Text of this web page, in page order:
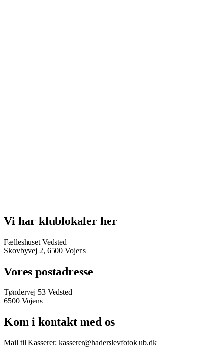
Vi har klublokaler her
Fælleshuset Vedsted
Skovbyvej 2, 6500 Vojens
Vores postadresse
Tøndervej 53 Vedsted
6500 Vojens
Kom i kontakt med os
Mail til Kasserer: kasserer@haderslevfotoklub.dk